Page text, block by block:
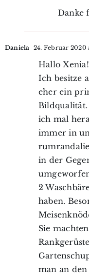
Danke
Daniela 24. Februar 2020
Hallo Xenia!
Ich besitze
eher ein
Bildqualität.
ich mal
immer in
in der
2
haben.
Sie
man an